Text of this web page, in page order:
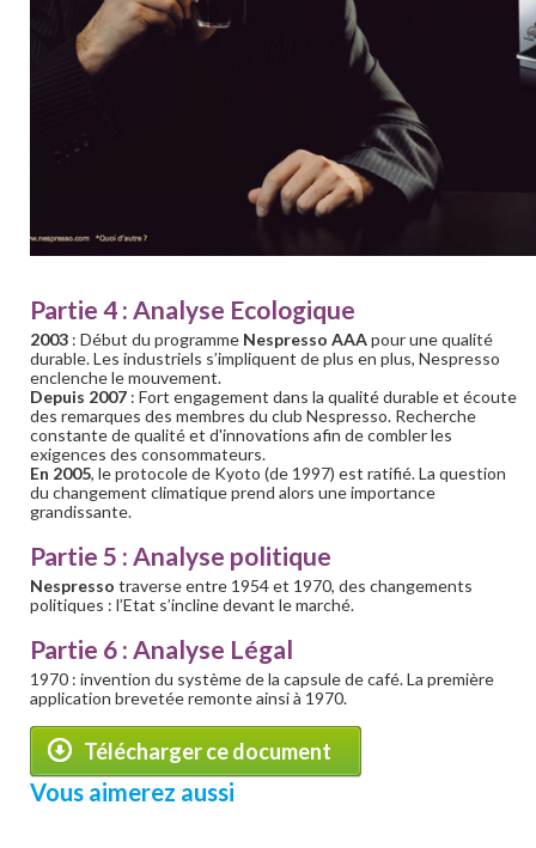
Partie 4 : Analyse Ecologique
2003 : Début du programme Nespresso AAApour une qualité
durable. Les industriels s’impliquent de plus en plus, Nespresso
enclenche le mouvement.
Depuis 2007 : Fort engagement dans la qualité durable et écoute
des remarques des membres du club Nespresso. Recherche
constante de qualité et d'innovations afin de combler les
exigences des consommateurs.
En 2005, le protocole de Kyoto (de 1997) est ratifié. La question
du changement climatique prend alors une importance
grandissante.
Partie 5 : Analyse politique
Nespresso traverse entre 1954 et 1970, des changements
politiques : l’Etat s’incline devant le marché.
Partie 6 : Analyse Légal
1970 : invention du système de la capsule de café. La première
application brevetée remonte ainsi à 1970.
Télécharger ce document
Vous aimerez aussi